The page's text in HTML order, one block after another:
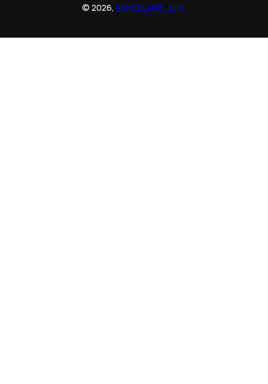
© 2026, KANCELARIE, s.r.o.